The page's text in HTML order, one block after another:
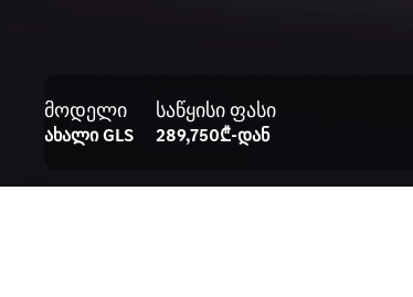
მოდელი
ახალი GLS
საწყისი ფასი
289,750₾-დან